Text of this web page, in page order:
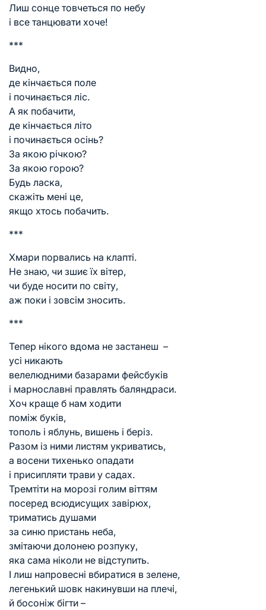
Лиш сонце товчеться по небу
і все танцювати хоче!
***
Видно,
де кінчається поле
і починається ліс.
А як побачити,
де кінчається літо
і починається осінь?
За якою річкою?
За якою горою?
Будь ласка,
скажіть мені це,
якщо хтось побачить.
***
Хмари порвались на клапті.
Не знаю, чи зшиє їх вітер,
чи буде носити по світу,
аж поки і зовсім зносить.
***
Тепер нікого вдома не застанеш –
усі никають
велелюдними базарами фейсбуків
і марнославні правлять баляндраси.
Хоч краще б нам ходити
поміж буків,
тополь і яблунь, вишень і беріз.
Разом із ними листям укриватись,
а восени тихенько опадати
і присипляти трави у садах.
Тремтіти на морозі голим віттям
посеред всюдисущих завірюх,
триматись душами
за синю пристань неба,
змітаючи долонею розпуку,
яка сама ніколи не відступить.
І лиш напровесні вбиратися в зелене,
легенький шовк накинувши на плечі,
й босоніж бігти –